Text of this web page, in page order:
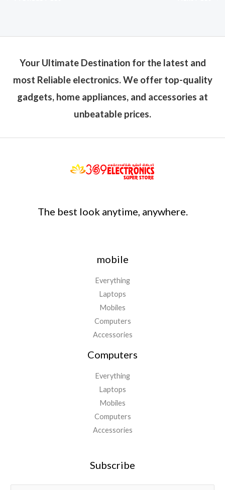
Your Ultimate Destination for the latest and
most Reliable electronics. We offer top-quality
gadgets, home appliances, and accessories at
unbeatable prices.
The best look anytime, anywhere.
mobile
Everything
Laptops
Mobiles
Computers
Accessories
Computers
Everything
Laptops
Mobiles
Computers
Accessories
Subscribe